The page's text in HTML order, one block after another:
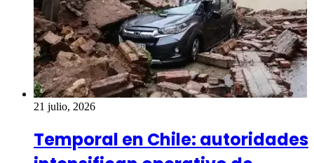
21 julio, 2026
Temporal en Chile: autoridades